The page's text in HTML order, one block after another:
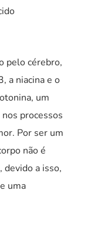
pelo cérebro,
a niacina e o
um
processos
Por ser um
não é
devido a isso,
uma